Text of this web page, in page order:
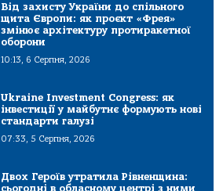
Від захисту України до спільного
щита Європи: як проєкт «Фрея»
змінює архітектуру протиракетної
оборони
10:13, 6 Серпня, 2026
Ukraine Investment Congress: як
інвестиції у майбутнє формують нові
стандарти галузі
07:33, 5 Серпня, 2026
Двох Героїв утратила Рівненщина:
сьогодні в обласному центрі з ними